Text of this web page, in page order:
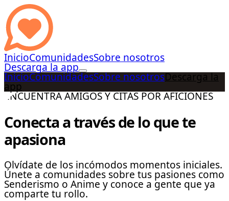
InicioComunidadesSobre nosotros
Descarga la app
InicioComunidadesSobre nosotrosDescarga la
app
ENCUENTRA AMIGOS Y CITAS POR AFICIONES
Conecta a través de lo que te
apasiona
Olvídate de los incómodos momentos iniciales.
Únete a comunidades sobre tus pasiones como
Senderismo o Anime y conoce a gente que ya
comparte tu rollo.